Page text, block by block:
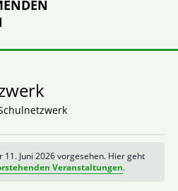
11. Juni 2026 vorgesehen. Hier geht
Veranstaltungen.